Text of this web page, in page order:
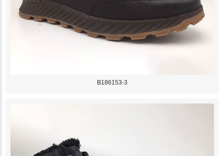
B186153-3